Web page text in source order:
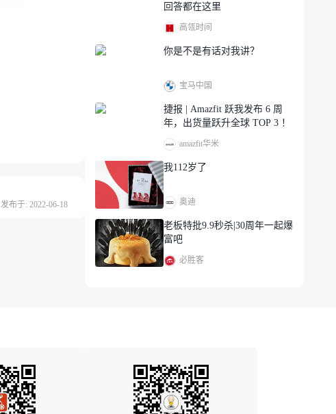
发布于: 2022-06-18
回答都在这里
高瓴时间
你是不是有话对我讲？
宝马中国
捷报 | Amazfit 跃我发布 6 周
年，出货量跃升全球 TOP 3 ！
amazfit华米
我112岁了
奥迪
老板特批9.9秒杀|30周年一起爆
富吧
必胜客